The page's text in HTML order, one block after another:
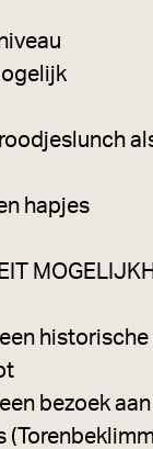
hapjes
historische
bezoek aan